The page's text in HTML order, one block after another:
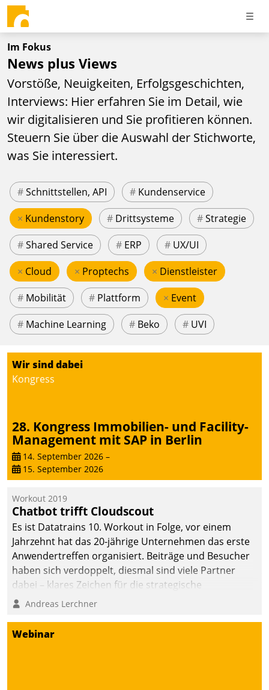
Im Fokus
News plus Views
Vorstöße, Neuigkeiten, Erfolgsgeschichten,
Interviews: Hier erfahren Sie im Detail, wie
wir digitalisieren und Sie profitieren können.
Steuern Sie über die Auswahl der Stichworte,
was Sie interessiert.
#Schnittstellen, API # Kundenservice
× Kundenstory # Drittsysteme #Strategie
#Shared Service # ERP # UX/UI
× Cloud × Proptechs × Dienstleister
# Mobilität # Plattform × Event
# Machine Learning # Beko # UVI
Wir sind dabei
Kongress
28. Kongress Immobilien- und Facility-
Management mit SAP in Berlin
14. September 2026 –
15. September 2026
Workout 2019
Chatbot trifft Cloudscout
Es ist Datatrains 10. Workout in Folge, vor einem
Jahrzehnt hat das 20-jährige Unternehmen das erste
Anwendertreffen organisiert. Beiträge und Besucher
haben sich verdoppelt, diesmal sind viele Partner
dabei – klares Zeichen für die strategische
Fokussierung auf den Kunden.
Andreas Lerchner
Webinar